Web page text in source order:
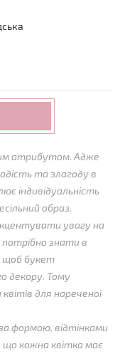
атрибутом. Адже
та злагоду в
індивідуальність
образ.
увагу на
знати в
щоб букет
декору. Тому
для нареченої
формою, відтінками
кожна квітка має